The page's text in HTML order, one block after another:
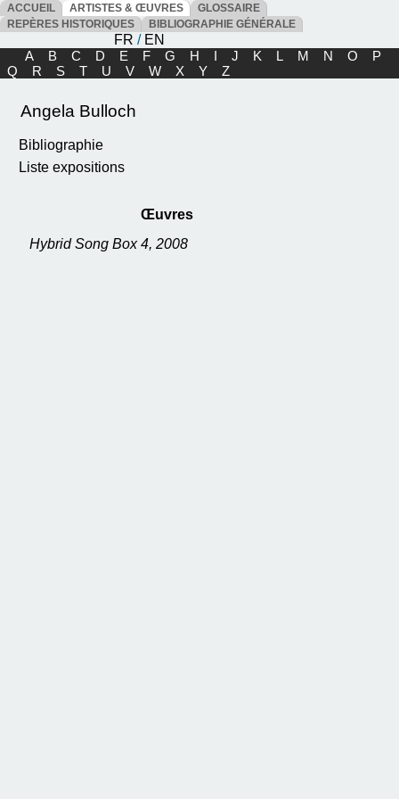
ACCUEIL ARTISTES & ŒUVRES
GLOSSAIRE
REPÈRES HISTORIQUES
BIBLIOGRAPHIE GÉNÉRALE
FR / EN
A
B C D E F G H I J K L M N O
P
Q
R S T U V W X Y Z